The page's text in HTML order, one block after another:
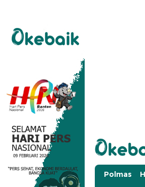
Okebaik.id
Baiknya
Polmas